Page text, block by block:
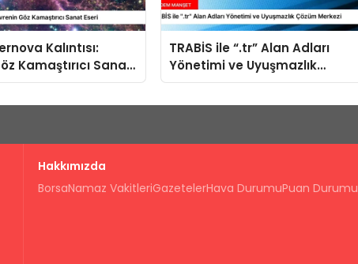
Kalıntısı:
Kamaştırıcı Sanat
TRABİS ile “.tr” Alan Adları
Yönetimi ve Uyuşmazlık
Çözüm Merkezi
Hakkımızda
BorsaNamaz VakitleriGazetelerHava DurumuPuan Durumu